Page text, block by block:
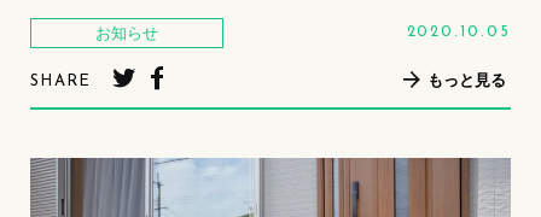
お知らせ 2020.10.05
SHARE もっと見る